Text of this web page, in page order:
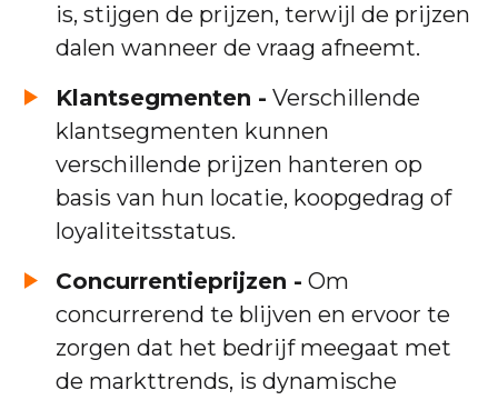
is, stijgen de prijzen, terwijl de prijzen
dalen wanneer de vraag afneemt.
Klantsegmenten - Verschillende
klantsegmenten kunnen
verschillende prijzen hanteren op
basis van hun locatie, koopgedrag of
loyaliteitsstatus.
Concurrentieprijzen - Om
concurrerend te blijven en ervoor te
zorgen dat het bedrijf meegaat met
de markttrends, is dynamische